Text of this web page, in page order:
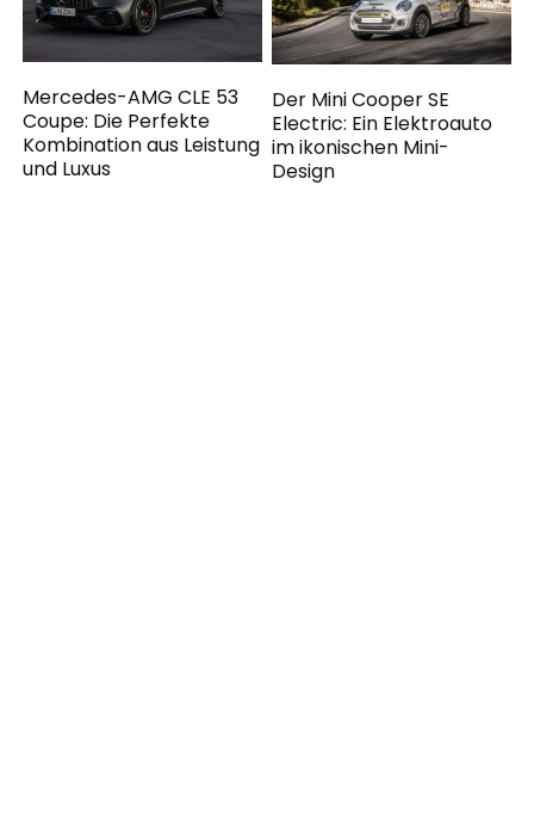
Mercedes-AMG CLE 53
Coupe: Die Perfekte
Kombination aus Leistung
und Luxus
Der Mini Cooper SE
Electric: Ein Elektroauto
im ikonischen Mini-
Design